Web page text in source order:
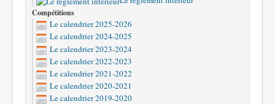
Compétitions
Le calendrier 2025-2026
Le calendrier 2024-2025
Le calendrier 2023-2024
Le calendrier 2022-2023
Le calendrier 2021-2022
Le calendrier 2020-2021
Le calendrier 2019-2020